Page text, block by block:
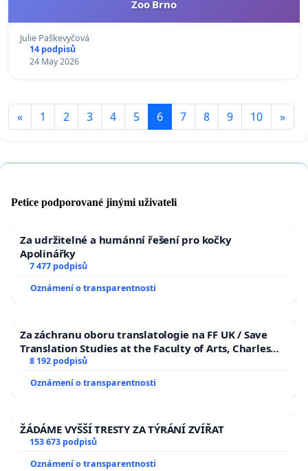
Zoo Brno
Julie Paškevyčová
14 podpisů
24 May 2026
« 1 2 3 4 5 6 7 8 9 10 »
Petice podporované jinými uživateli
Za udržitelné a humánní řešení pro kočky
Apolinářky
7 477 podpisů
Oznámení o transparentnosti
Za záchranu oboru translatologie na FF UK / Save
Translation Studies at the Faculty of Arts, Charles
University
8 192 podpisů
Oznámení o transparentnosti
ŽÁDÁME VYŠŠÍ TRESTY ZA TÝRÁNÍ ZVÍŘAT
153 673 podpisů
Oznámení o transparentnosti